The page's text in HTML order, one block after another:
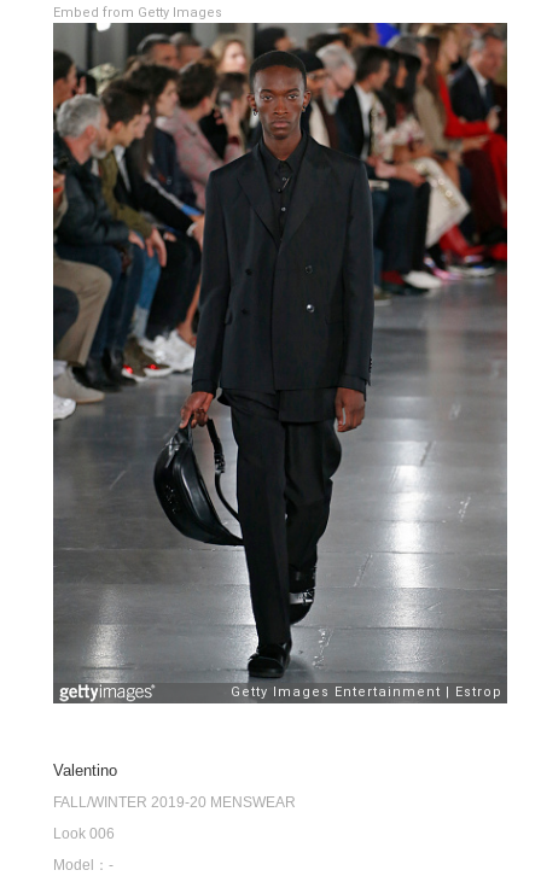
Embed from Getty Images
Valentino
FALL/WINTER 2019-20 MENSWEAR
Look 006
Model：-